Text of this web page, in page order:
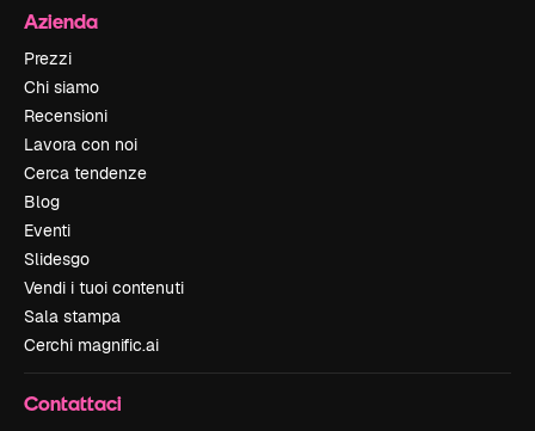
Azienda
Prezzi
Chi siamo
Recensioni
Lavora con noi
Cerca tendenze
Blog
Eventi
Slidesgo
Vendi i tuoi contenuti
Sala stampa
Cerchi magnific.ai
Contattaci